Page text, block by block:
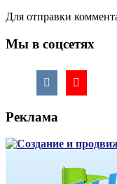
Для отправки
Мы в соцсетях
Реклама